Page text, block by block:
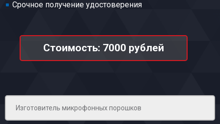
Срочное получение удостоверения
Стоимость: 7000 рублей